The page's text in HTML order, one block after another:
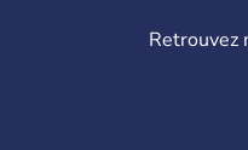
Retrouvez